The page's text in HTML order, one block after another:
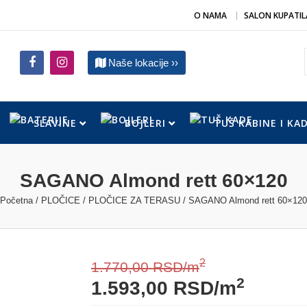
O NAMA SALON
Naše lokacije ››
SLAVINE BOJLERI TUŠ KABINE I
SAGANO Almond rett 60×120
Početna / PLOČICE / PLOČICE ZA TERASU / SAGANO Almond rett 60×120
1.770,00RSD/m2
1.593,00 RSD/m2